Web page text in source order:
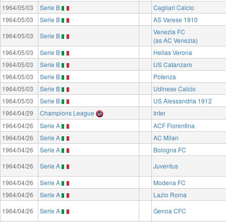
1964/05/03
Serie B
Cagliari Calcio
1964/05/03
Serie B
AS Varese 1910
1964/05/03
Serie B
Venezia FC
(as AC Venezia)
1964/05/03
Serie B
Hellas Verona
1964/05/03
Serie B
US Catanzaro
1964/05/03
Serie B
Potenza
1964/05/03
Serie B
Udinese Calcio
1964/05/03
Serie B
US Alessandria 1912
1964/04/29
Champions League
Inter
1964/04/26
Serie A
ACF Fiorentina
1964/04/26
Serie A
AC Milan
1964/04/26
Serie A
Bologna FC
1964/04/26
Serie A
Juventus
1964/04/26
Serie A
Modena FC
1964/04/26
Serie A
Lazio Roma
1964/04/26
Serie A
Genoa CFC